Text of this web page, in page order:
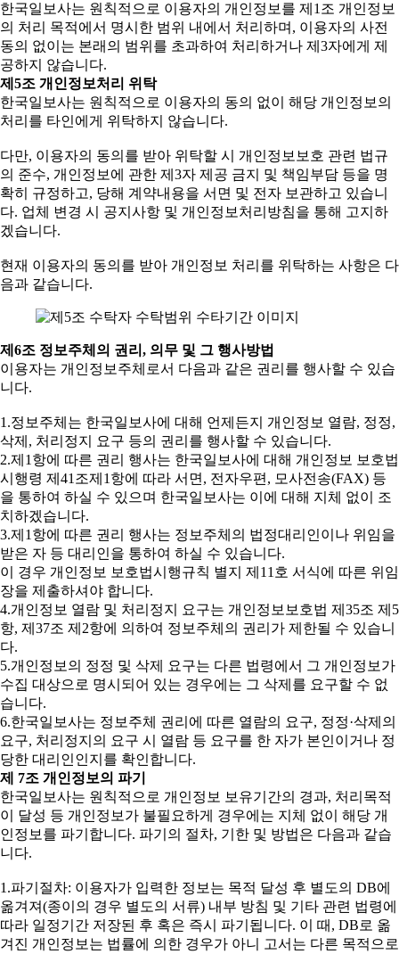
한국일보사는 원칙적으로 이용자의 개인정보를 제1조 개인정보
의 처리 목적에서 명시한 범위 내에서 처리하며, 이용자의 사전
동의 없이는 본래의 범위를 초과하여 처리하거나 제3자에게 제
공하지 않습니다.
제5조 개인정보처리 위탁
한국일보사는 원칙적으로 이용자의 동의 없이 해당 개인정보의
처리를 타인에게 위탁하지 않습니다.
다만, 이용자의 동의를 받아 위탁할 시 개인정보보호 관련 법규
의 준수, 개인정보에 관한 제3자 제공 금지 및 책임부담 등을 명
확히 규정하고, 당해 계약내용을 서면 및 전자 보관하고 있습니
다. 업체 변경 시 공지사항 및 개인정보처리방침을 통해 고지하
겠습니다.
현재 이용자의 동의를 받아 개인정보 처리를 위탁하는 사항은 다
음과 같습니다.
제6조 정보주체의 권리, 의무 및 그 행사방법
이용자는 개인정보주체로서 다음과 같은 권리를 행사할 수 있습
니다.
1.정보주체는 한국일보사에 대해 언제든지 개인정보 열람, 정정,
삭제, 처리정지 요구 등의 권리를 행사할 수 있습니다.
2.제1항에 따른 권리 행사는 한국일보사에 대해 개인정보 보호법
시행령 제41조제1항에 따라 서면, 전자우편, 모사전송(FAX) 등
을 통하여 하실 수 있으며 한국일보사는 이에 대해 지체 없이 조
치하겠습니다.
3.제1항에 따른 권리 행사는 정보주체의 법정대리인이나 위임을
받은 자 등 대리인을 통하여 하실 수 있습니다.
이 경우 개인정보 보호법시행규칙 별지 제11호 서식에 따른 위임
장을 제출하셔야 합니다.
4.개인정보 열람 및 처리정지 요구는 개인정보보호법 제35조 제5
항, 제37조 제2항에 의하여 정보주체의 권리가 제한될 수 있습니
다.
5.개인정보의 정정 및 삭제 요구는 다른 법령에서 그 개인정보가
수집 대상으로 명시되어 있는 경우에는 그 삭제를 요구할 수 없
습니다.
6.한국일보사는 정보주체 권리에 따른 열람의 요구, 정정·삭제의
요구, 처리정지의 요구 시 열람 등 요구를 한 자가 본인이거나 정
당한 대리인인지를 확인합니다.
제 7조 개인정보의 파기
한국일보사는 원칙적으로 개인정보 보유기간의 경과, 처리목적
이 달성 등 개인정보가 불필요하게 경우에는 지체 없이 해당 개
인정보를 파기합니다. 파기의 절차, 기한 및 방법은 다음과 같습
니다.
1.파기절차: 이용자가 입력한 정보는 목적 달성 후 별도의 DB에
옮겨져(종이의 경우 별도의 서류) 내부 방침 및 기타 관련 법령에
따라 일정기간 저장된 후 혹은 즉시 파기됩니다. 이 때, DB로 옮
겨진 개인정보는 법률에 의한 경우가 아니 고서는 다른 목적으로